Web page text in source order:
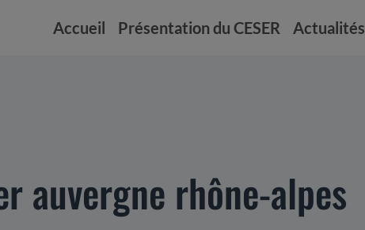
Accueil Présentation du CESER Actualités
auvergne rhône-alpes